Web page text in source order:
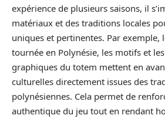
expérience de plusieurs saisons, il
matériaux et des traditions locales
uniques et pertinentes. Par exemple,
tournée en Polynésie, les motifs et
graphiques du totem mettent en
culturelles directement issues des
polynésiennes. Cela permet de
authentique du jeu tout en rendant